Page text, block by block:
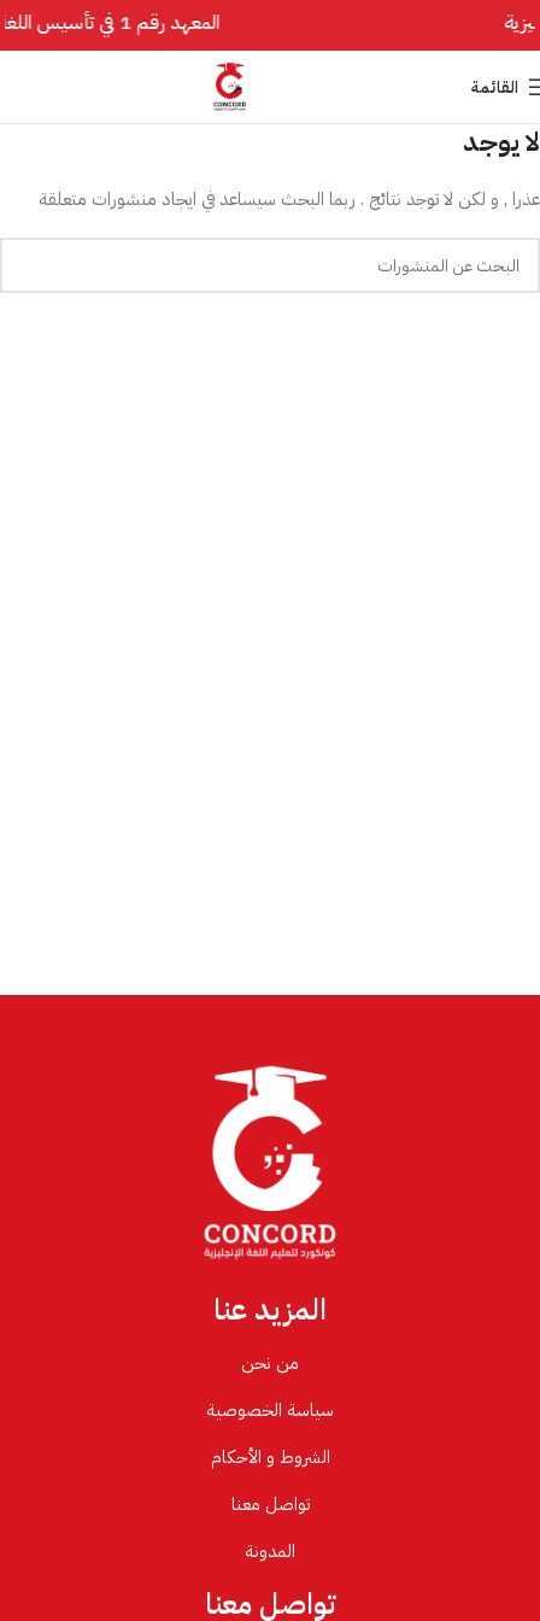
المعهد رقم 1 في تأسيس اللغة الإنجليزية
القائمة
لا يوجد
عذرا , و لكن لا توجد نتائج . ربما البحث سيساعد في ايجاد منشورات متعلقة
المزيد عنا
من نحن
سياسة الخصوصية
الشروط و الأحكام
تواصل معنا
المدونة
تواصل معنا